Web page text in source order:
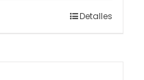
Detalles